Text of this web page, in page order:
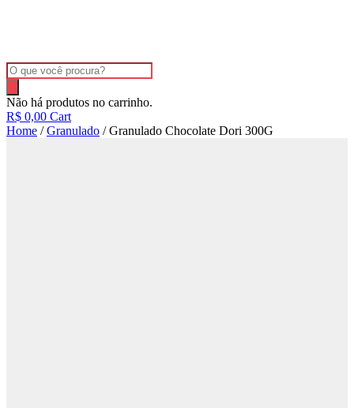
Pesquisar
produtos
Não há produtos no carrinho.
R$ 0,00 Cart
Home /Granulado / Granulado Chocolate Dori 300G